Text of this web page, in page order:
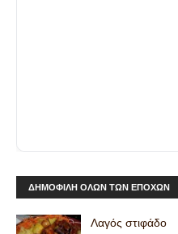
ΔΗΜΟΦΙΛΗ ΟΛΩΝ ΤΩΝ ΕΠΟΧΩΝ
Λαγός στιφάδο